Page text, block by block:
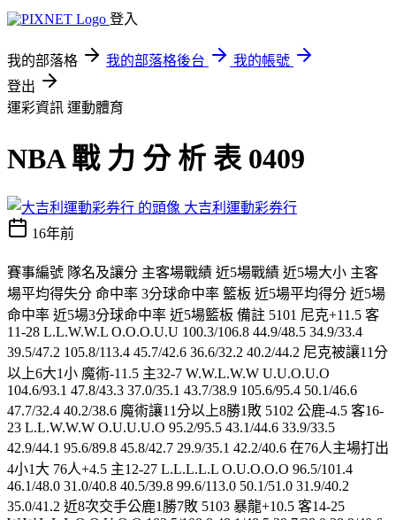
登入
我的部落格 我的部落格後台
我的帳號
登出
運彩資訊 運動體育
NBA 戰 力 分 析 表 0409
大吉利運動彩券行
16年前
賽事編號 隊名及讓分 主客場戰績 近5場戰績 近5場大小 主客
場平均得失分 命中率 3分球命中率 籃板 近5場平均得分 近5場
命中率 近5場3分球命中率 近5場籃板 備註 5101 尼克+11.5 客
11-28 L.L.W.W.L O.O.O.U.U 100.3/106.8 44.9/48.5 34.9/33.4
39.5/47.2 105.8/113.4 45.7/42.6 36.6/32.2 40.2/44.2 尼克被讓11分
以上6大1小 魔術-11.5 主32-7 W.W.L.W.W U.U.O.U.O
104.6/93.1 47.8/43.3 37.0/35.1 43.7/38.9 105.6/95.4 50.1/46.6
47.7/32.4 40.2/38.6 魔術讓11分以上8勝1敗 5102 公鹿-4.5 客16-
23 L.L.W.W.W O.U.U.U.O 95.2/95.5 43.1/44.6 33.9/33.5
42.9/44.1 95.6/89.8 45.8/42.7 29.9/35.1 42.2/40.6 在76人主場打出
4小1大 76人+4.5 主12-27 L.L.L.L.L O.U.O.O.O 96.5/101.4
46.1/48.0 31.0/40.8 40.5/39.8 99.6/113.0 50.1/51.0 31.9/40.2
35.0/41.2 近8次交手公鹿1勝7敗 5103 暴龍+10.5 客14-25